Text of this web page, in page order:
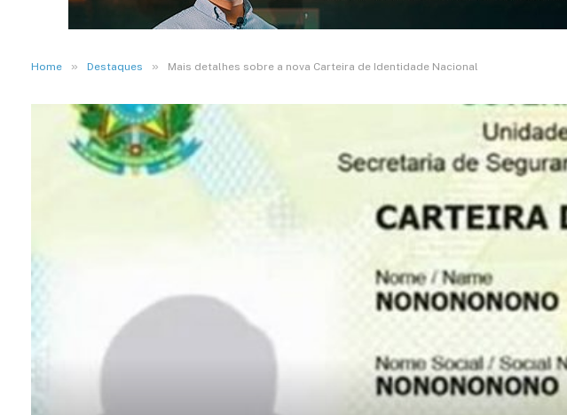
Home » Destaques » Mais detalhes sobre a nova Carteira de Identidade Nacional